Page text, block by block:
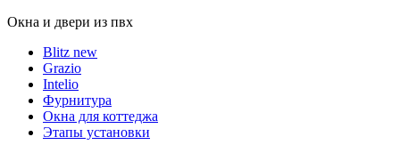
Окна и двери из пвх
Blitz new
Grazio
Intelio
Фурнитура
Окна для коттеджа
Этапы установки